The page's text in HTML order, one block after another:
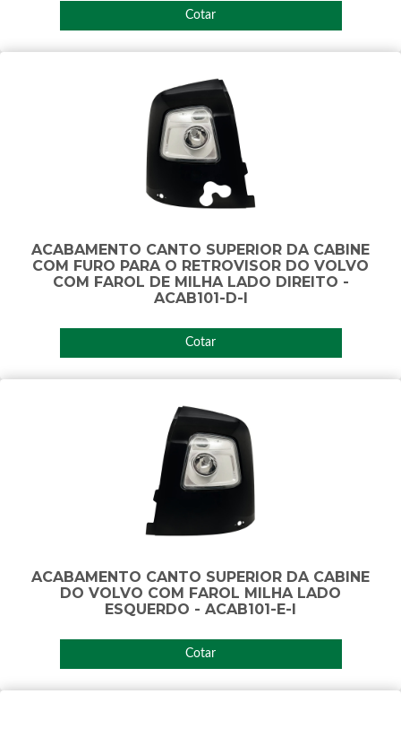
Cotar
ACABAMENTO CANTO SUPERIOR DA CABINE
COM FURO PARA O RETROVISOR DO VOLVO
COM FAROL DE MILHA LADO DIREITO -
ACAB101-D-I
Cotar
ACABAMENTO CANTO SUPERIOR DA CABINE
DO VOLVO COM FAROL MILHA LADO
ESQUERDO - ACAB101-E-I
Cotar